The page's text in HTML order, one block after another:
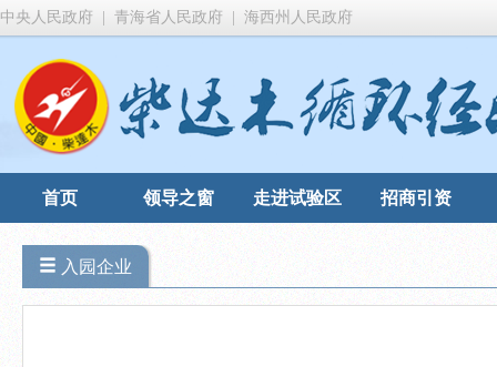
中央人民政府 青海省人民政府 海西州人民政府
首页 领导之窗 走进试验区 招商引资
入园企业